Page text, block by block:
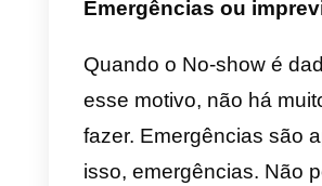
muito mais
frequência e
culpa ou apenas
coincidência.